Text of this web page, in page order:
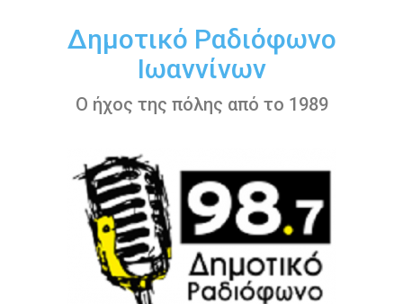
περιεχόμενοΔημοτικό Ραδιόφωνο
Ιωαννίνων
Ο ήχος της πόλης από το 1989